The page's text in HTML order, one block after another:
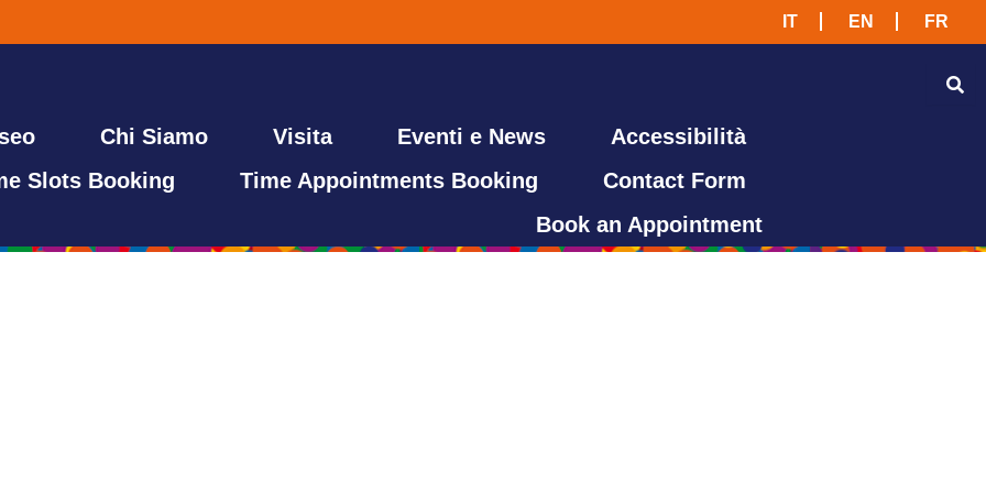
IT EN FR
Chi Siamo Visita Eventi e News
Accessibilità
Slots Booking Time Appointments Booking
Contact Form
Book an Appointment